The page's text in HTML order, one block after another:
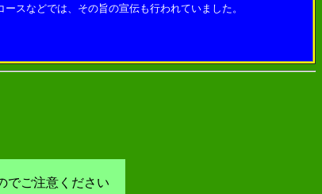
スなどでは、その旨の宣伝も行われていました。
でご注意ください